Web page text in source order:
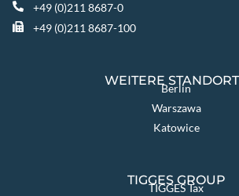
+49 (0)211 8687-0
+49 (0)211 8687-100
WEITERE
Berlin
Warszawa
Katowice
TIGGES GROUP
TIGGES Tax